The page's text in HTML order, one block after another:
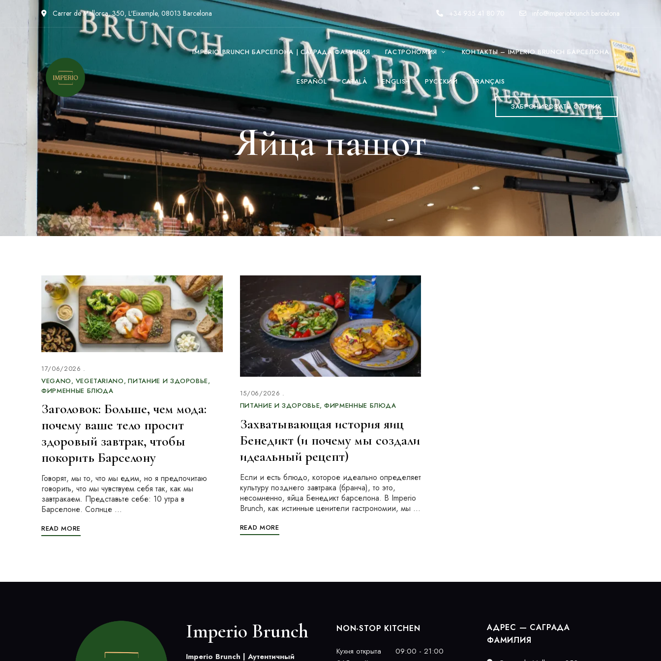
Carrer de Mallorca, 350, L'Eixample, 08013 Barcelona +34 935 41 80 70 info@imperiobrunch.barcelona
IMPERIO BRUNCH БАРСЕЛОНА | САГРАДА ФАМИЛИЯ ГАСТРОНОМИЯ КОНТАКТЫ – IMPERIO BRUNCH БАРСЕЛОНА
ESPAÑOL CATALÀ ENGLISH РУССКИЙ FRANÇAIS
ЗАБРОНИРОВАТЬ СТОЛИК
Яйца пашот
17/06/2026
VEGANO VEGETARIANO ПИТАНИЕ И ЗДОРОВЬЕ
ФИРМЕННЫЕ БЛЮДА
Заголовок: Больше, чем мода:
почему ваше тело просит
здоровый завтрак, чтобы
покорить Барселону
Говорят, мы то, что мы едим, но я предпочитаю
говорить, что мы чувствуем себя так, как мы
завтракаем. Представьте себе: 10 утра в
Барселоне. Солнце …
READ MORE
15/06/2026
ПИТАНИЕ И ЗДОРОВЬЕ ФИРМЕННЫЕ БЛЮДА
Захватывающая история яиц
Бенедикт (и почему мы создали
идеальный рецепт)
Если и есть блюдо, которое идеально определяет
культуру позднего завтрака (бранча), то это,
несомненно, яйца Бенедикт барселона. В Imperio
Brunch, как истинные ценители гастрономии, мы …
READ MORE
Imperio Brunch
Imperio Brunch | Аутентичный
NON-STOP KITCHEN
Кухня открыта
09:00 - 21:00
АДРЕС — САГРАДА
ФАМИЛИЯ